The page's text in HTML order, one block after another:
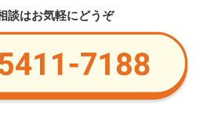
談はお気軽にどうぞ